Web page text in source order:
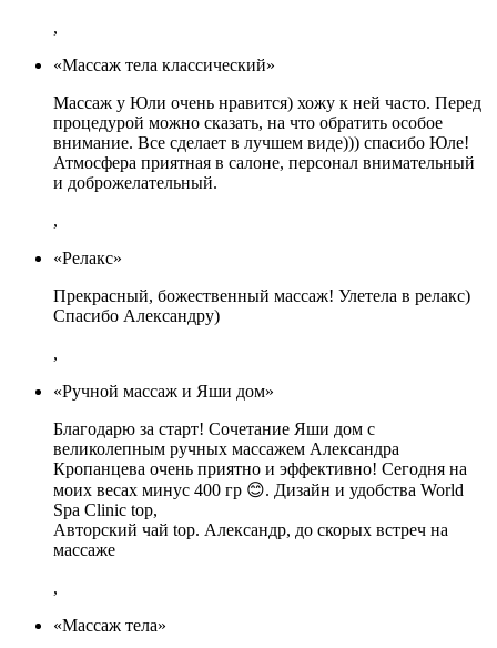
,
«Массаж тела классический»
Массаж у Юли очень нравится) хожу к ней часто. Перед
процедурой можно сказать, на что обратить особое
внимание. Все сделает в лучшем виде))) спасибо Юле!
Атмосфера приятная в салоне, персонал внимательный
и доброжелательный.
,
«Релакс»
Прекрасный, божественный массаж! Улетела в релакс)
Спасибо Александру)
,
«Ручной массаж и Яши дом»
Благодарю за старт! Сочетание Яши дом с
великолепным ручных массажем Александра
Кропанцева очень приятно и эффективно! Сегодня на
моих весах минус 400 гр 😊. Дизайн и удобства World
Spa Clinic top,
Авторский чай top. Александр, до скорых встреч на
массаже
,
«Массаж тела»